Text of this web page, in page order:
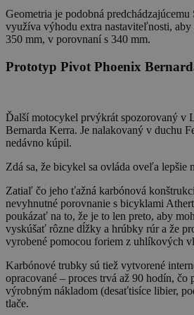
Geometria je podobná
využíva výhodu extra nastaviteľnosti, aby
350 mm, v porovnaní s 340 mm.
Prototyp Pivot Phoenix
Ďalší motocykel prvýkrát spozorovaný v
Bernarda Kerra. Je nalakovaný v duchu
nedávno kúpil.
Zdá sa, že bicykel sa ovláda oveľa lepšie
Zatiaľ čo jeho ťažná karbónová
nevyhnutné porovnanie s bicyklami
poukázať na to, že je to len preto, aby
vyskúšať rôzne dĺžky a hrúbky rúr a že
vyrobené pomocou foriem z uhlíkových
Karbónové trubky sú tiež vytvorené
opracované – proces trvá až 90 hodín, čo
výrobným nákladom (desaťtisíce libier,
tlače.